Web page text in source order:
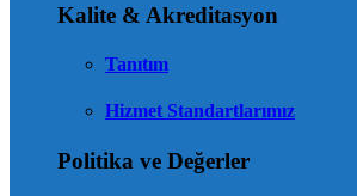
Kalite & Akreditasyon
Tanıtım
Hizmet Standartlarımız
Politika ve Değerler